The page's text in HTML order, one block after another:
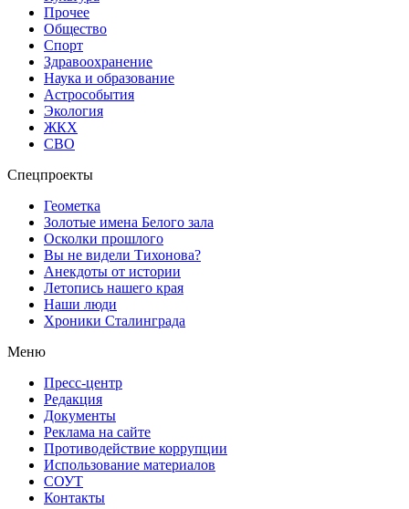
Прочее
Общество
Спорт
Здравоохранение
Наука и образование
Астрособытия
Экология
ЖКХ
СВО
Спецпроекты
Геометка
Золотые имена Белого зала
Осколки прошлого
Вы не видели Тихонова?
Анекдоты от истории
Летопись нашего края
Наши люди
Хроники Сталинграда
Меню
Пресс-центр
Редакция
Документы
Реклама на сайте
Противодействие коррупции
Использование материалов
СОУТ
Контакты